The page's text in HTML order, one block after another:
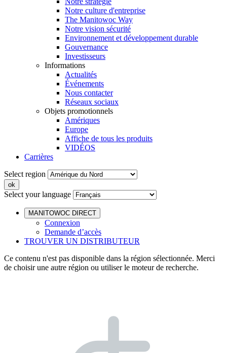
Notre culture d'entreprise
The Manitowoc Way
Notre vision sécurité
Environnement et développement durable
Gouvernance
Investisseurs
Informations
Actualités
Événements
Nous contacter
Réseaux sociaux
Objets promotionnels
Amériques
Europe
Affiche de tous les produits
VIDÉOS
Carrières
Select region
Select your language
MANITOWOC DIRECT
Connexion
Demande d’accès
TROUVER UN DISTRIBUTEUR
Ce contenu n'est pas disponible dans la région sélectionnée. Merci
de choisir une autre région ou utiliser le moteur de recherche.